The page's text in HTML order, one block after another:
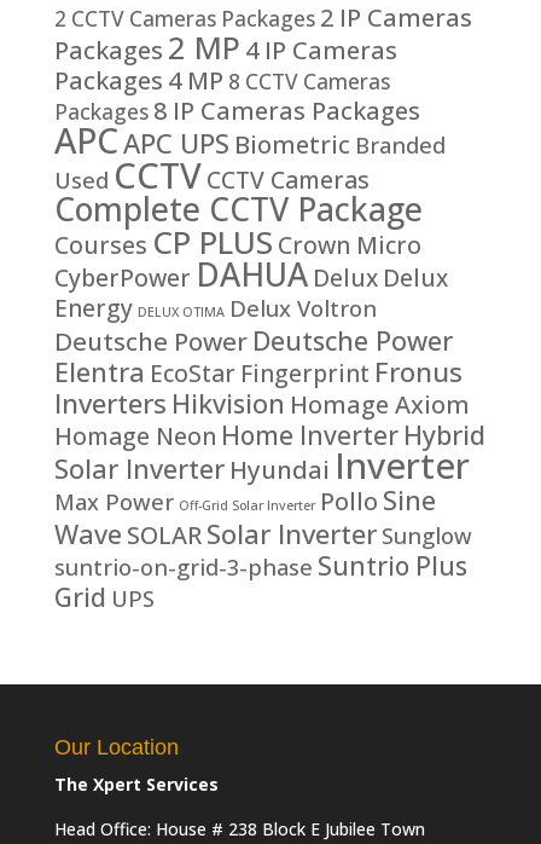
2 CCTV Cameras Packages 2 IP Cameras
Packages 2 MP 4 IP Cameras
Packages 4 MP 8 CCTV Cameras
Packages 8 IP Cameras Packages
APCAPC UPS Biometric Branded
Used CCTVCCTV Cameras
Complete CCTV Package
Courses CP PLUS Crown Micro
CyberPower DAHUA Delux Delux
Energy DELUX OTIMA Delux Voltron
Deutsche Power Deutsche Power
Elentra EcoStar Fingerprint Fronus
Inverters Hikvision Homage Axiom
Homage Neon Home Inverter Hybrid
Solar Inverter Hyundai Inverter
Max Power Off-Grid Solar Inverter Pollo Sine
Wave SOLARSolar Inverter Sunglow
suntrio-on-grid-3-phase Suntrio Plus
Grid UPS
Our Location
The Xpert Services
Head Office: House # 238 Block E Jubilee Town